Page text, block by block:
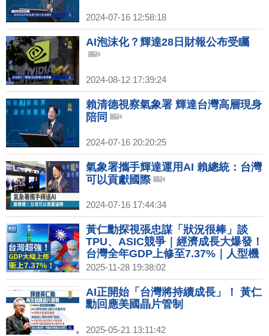
2024-07-16 12:58:18
AI泡沫化？輝達28日財報公布受矚
2024-08-12 17:39:24
賴清德視察氣象署 輝達台灣高層現身
陪同
2024-07-16 20:20:25
氣象署攜手輝達運用AI 賴總統：台灣
可以貢獻國際
2024-07-16 17:44:34
黃仁勳探視張忠謀「狀況很棒」談
TPU、ASIC競爭｜經濟成長大爆發！
台灣全年GDP上修至7.37%｜人型機
器人世代來了？業界組跨域聯盟 孵化
4大應用｜瑞幸咖啡來台 曾爆財報造
假、資安問題
2025-11-28 19:38:02
AI正開始「台灣將持續成長」！ 黃仁
勳回應美國晶片管制
2025-05-21 13:11:42